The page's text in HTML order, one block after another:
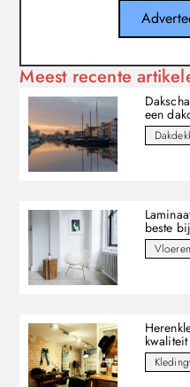
Meest recente
een
beste
Vloeren